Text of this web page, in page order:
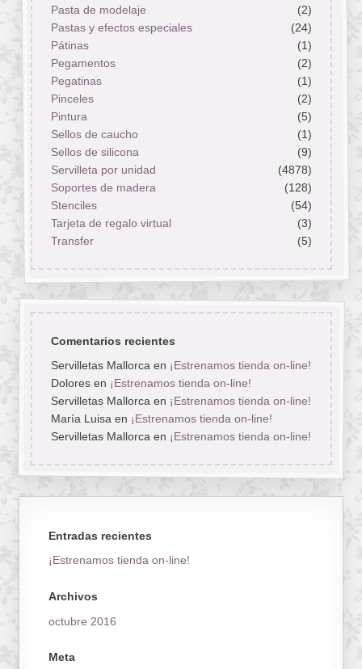
Pasta de modelaje
(2)
Pastas y efectos especiales
(24)
Pátinas
(1)
Pegamentos
(2)
Pegatinas
(1)
Pinceles
(2)
Pintura
(5)
Sellos de caucho
(1)
Sellos de silicona
(9)
Servilleta por unidad
(4878)
Soportes de madera
(128)
Stenciles
(54)
Tarjeta de regalo virtual
(3)
Transfer
(5)
Comentarios recientes
Servilletas Mallorcaen ¡Estrenamos tienda on-line!
Doloresen ¡Estrenamos tienda on-line!
Servilletas Mallorcaen ¡Estrenamos tienda on-line!
María Luisaen ¡Estrenamos tienda on-line!
Servilletas Mallorcaen ¡Estrenamos tienda on-line!
Entradas recientes
¡Estrenamos tienda on-line!
Archivos
octubre 2016
Meta